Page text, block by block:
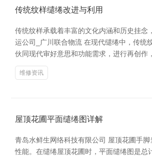
传统纹样缱绻改进与利用
传统纹样承载着丰富的文化内涵和历史挂
运公司_广川联合物流 在现代缱绻中，传统
伙同现代审好意思和功能需求，进行再创作
维修资讯
屋顶花圃平面缱绻图详解
青岛水鲜生网络科技有限公司 屋顶花圃手
性能。在缱绻屋顶花圃时，平面缱绻图是